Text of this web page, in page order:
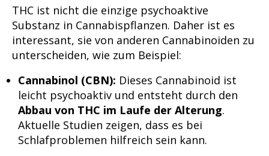
THC ist nicht die einzige psychoaktive
Substanz in Cannabispflanzen. Daher ist es
interessant, sie von anderen Cannabinoiden zu
unterscheiden, wie zum Beispiel:
Cannabinol (CBN): Dieses Cannabinoid ist
leicht psychoaktiv und entsteht durch den
Abbau von THC im Laufe der Alterung.
Aktuelle Studien zeigen, dass es bei
Schlafproblemen hilfreich sein kann.